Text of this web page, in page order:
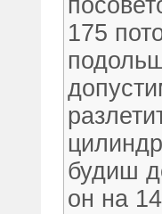
175
будиш
он на 14